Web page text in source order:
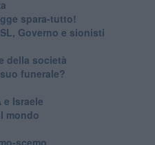
spara-tutto!
Governo e sionisti
della società
funerale?
Israele
mondo
scemo